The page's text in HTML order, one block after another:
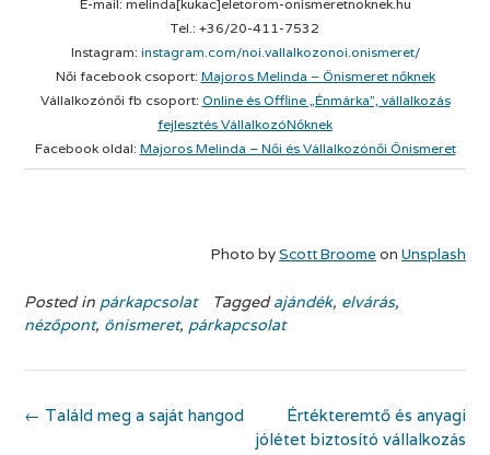
E-mail: melinda[kukac]eletorom-onismeretnoknek.hu
Tel.: +36/20-411-7532
Instagram: instagram.com/noi.vallalkozonoi.onismeret/
Női facebook csoport: Majoros Melinda – Önismeret nőknek
Vállalkozónői fb csoport: Online és Offline „Énmárka”, vállalkozás
fejlesztés VállalkozóNőknek
Facebook oldal: Majoros Melinda – Női és Vállalkozónői Önismeret
Photo byScott Broome on Unsplash
Posted in párkapcsolat Taggedajándék, elvárás,
nézőpont, önismeret, párkapcsolat
Post
Értékteremtő és anyagi
jólétet biztosító vállalkozás
← Találd meg a saját hangod